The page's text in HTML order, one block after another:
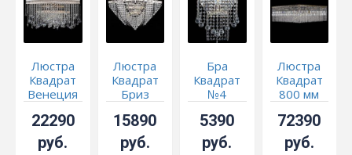
Люстра
Квадрат
Венеция
№5
22290
руб.
Люстра
Квадрат
Бриз
15890
руб.
Бра
Квадрат
№4
5390
руб.
Люстра
Квадрат
800 мм
бронзу
72390
руб.